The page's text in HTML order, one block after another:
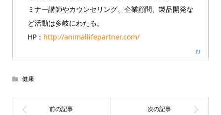
ミナー講師やカウンセリング、企業顧問、製品開発な
ど活動は多岐にわたる。
HP： http://animallifepartner.com/
健康